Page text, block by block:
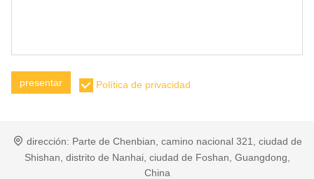
presentar Política de privacidad
dirección: Parte de Chenbian, camino nacional 321, ciudad de
Shishan, distrito de Nanhai, ciudad de Foshan, Guangdong,
China